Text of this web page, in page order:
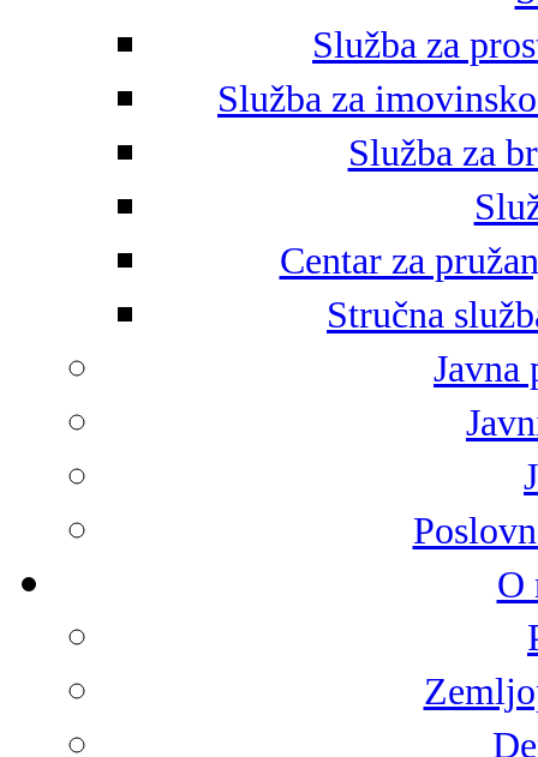
Služba za
Služba za
Služba za
Centar za
Stručna
Javna
O